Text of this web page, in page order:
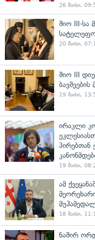
26 მაისი,
შიო III-სა
20 მაისი,
შიო III
19 მაისი,
ირაკლი
პირებთან
19 მაისი,
ამ
18 მაისი,
ნაშირ